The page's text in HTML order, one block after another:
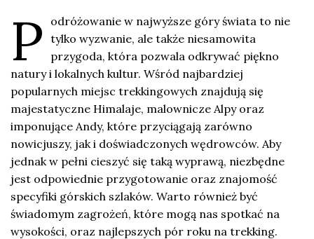
P
odróżowanie w najwyższe góry świata to nie
tylko wyzwanie, ale także niesamowita
przygoda, która pozwala odkrywać piękno
natury i lokalnych kultur. Wśród najbardziej
popularnych miejsc trekkingowych znajdują się
majestatyczne Himalaje, malownicze Alpy oraz
imponujące Andy, które przyciągają zarówno
nowicjuszy, jak i doświadczonych wędrowców. Aby
jednak w pełni cieszyć się taką wyprawą, niezbędne
jest odpowiednie przygotowanie oraz znajomość
specyfiki górskich szlaków. Warto również być
świadomym zagrożeń, które mogą nas spotkać na
wysokości, oraz najlepszych pór roku na trekking.